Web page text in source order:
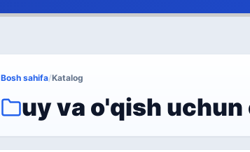
Bosh sahifa/Katalog
uy va o'qish